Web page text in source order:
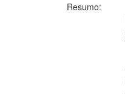
Resumo: